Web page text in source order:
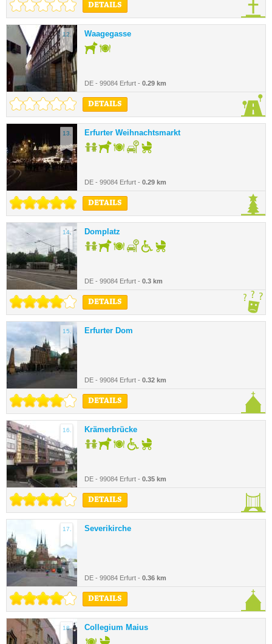
DETAILS
12. Waagegasse
DE - 99084 Erfurt - 0.29 km
DETAILS
13. Erfurter Weihnachtsmarkt
DE - 99084 Erfurt - 0.29 km
DETAILS
14. Domplatz
DE - 99084 Erfurt - 0.3 km
DETAILS
15. Erfurter Dom
DE - 99084 Erfurt - 0.32 km
DETAILS
16. Krämerbrücke
DE - 99084 Erfurt - 0.35 km
DETAILS
17. Severikirche
DE - 99084 Erfurt - 0.36 km
DETAILS
18. Collegium Maius